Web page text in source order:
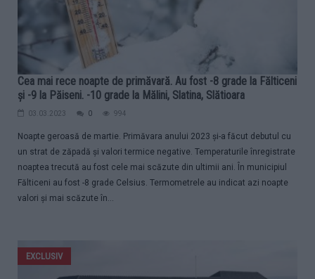
Cea mai rece noapte de primăvară. Au fost -8 grade la Fălticeni
și -9 la Păiseni. -10 grade la Mălini, Slatina, Slătioara
03.03.2023 0 994
Noapte geroasă de martie. Primăvara anului 2023 și-a făcut debutul cu
un strat de zăpadă și valori termice negative. Temperaturile înregistrate
noaptea trecută au fost cele mai scăzute din ultimii ani. În municipiul
Fălticeni au fost -8 grade Celsius. Termometrele au indicat azi noapte
valori și mai scăzute în...
EXCLUSIV